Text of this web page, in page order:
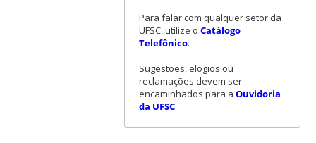
Para falar com qualquer setor da
UFSC, utilize o Catálogo
Telefônico.
Sugestões, elogios ou
reclamações devem ser
encaminhados para a Ouvidoria
da UFSC.